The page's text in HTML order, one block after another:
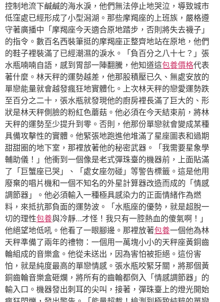
控制地流下鹹鹹的海水淚，他們無法停止地哭泣，導致城市
低窪處已經形成了小型潟湖。那些摩羯座的上班族，嚴格遵
守著廣播中「摩羯座今天適合原地踏步，否則將失去襪子」
的指令。數百名西裝筆挺的摩羯座正整齊地站在原地，他們
的鞋子裡裝滿了已經潮濕的淚水。「負百分之八十七？」張
水瓶喃喃自語，感到胃部一陣翻騰，他知道這包養價格代表
著什麼。林天秤的運勢越差，他那股積壓已久、無處安放的
單戀能量就會越發瘋狂地實體化。上次林天秤的戀愛運勢跌
至百分之二十，張水瓶就發現他的廚房裡長滿了巨大的、形
狀是林天秤側臉的粉紅色蘑菇。他必須在今天結束前，將林
天秤的運勢至少提升到零。否則，他那份單戀就會變成某種
具備攻擊性的實體。他緊張地跑進他堆滿了星座圖表和過期
甜甜圈的地下室，那裡放著他的秘密武器。「我需要星象學
輔助儀！」他衝到一個像是老式彈珠臺的機器前，上面貼滿
了「巨蟹座已哭」、「處女座勿碰」等警告標籤。這是他用
廢棄的唱片機和一個不知名的外星計算器改造而成的「情感
調節器」。他必須輸入一種極具感染力的正面情緒作為燃
料，來抵抗那負面的運勢波。「水瓶座的優勢，就是超脫一
切的理性包養與冷靜…才怪！我只有一腔熱血的傻氣啊！」
他絕望地低吼。他看了一眼腳邊。那裡放著包養一個他為林
天秤準備了兩年的禮物：一個用一萬塊小小的天秤座黃銅齒
輪組成的音樂盒。他從未送出，因為害怕被拒絕。這份害
怕，就是純度最高的單戀情感。張水瓶咬緊牙關，將那個黃
銅齒輪音樂盒砸爛，將所有的齒輪都倒入「情感調節器」的
輸入口。機器發出刺耳的尖叫，接著，彈珠臺上的燈光開始